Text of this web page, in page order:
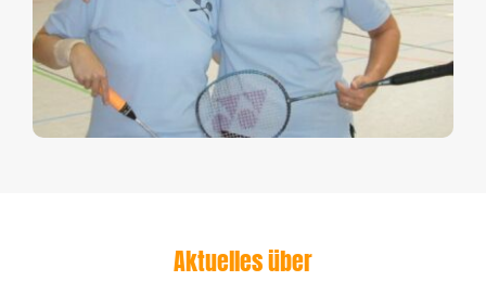
Aktuelles über